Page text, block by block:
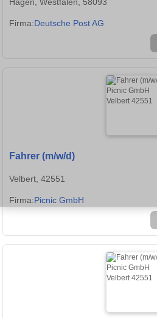
Firma:Deutsche Post AG
Fahrer (m/w/d)
Velbert, 42551
Firma:Picnic GmbH